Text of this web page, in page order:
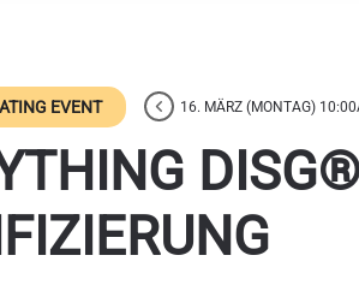
EVENT 16. MÄRZ (MONTAG)